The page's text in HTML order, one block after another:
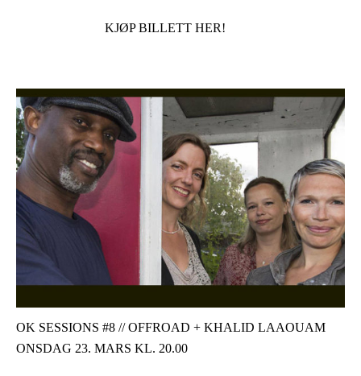
KJØP BILLETT HER!
OK SESSIONS #8 // OFFROAD + KHALID LAAOUAM
ONSDAG 23. MARS KL. 20.00